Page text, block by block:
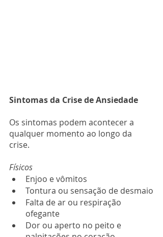
Sintomas da Crise de Ansiedade
Os sintomas podem acontecer a
qualquer momento ao longo da
crise.
Físicos
Enjoo e vômitos
Tontura ou sensação de desmaio
Falta de ar ou respiração
ofegante
Dor ou aperto no peito e